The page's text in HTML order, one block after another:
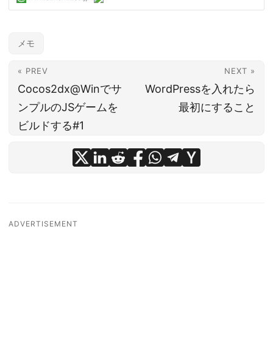
メモ
« PREV
Cocos2dx@Winでサ
ンプルのJSゲームを
ビルドする#1
NEXT »
WordPressを入れたら
最初にすること
ADVERTISEMENT